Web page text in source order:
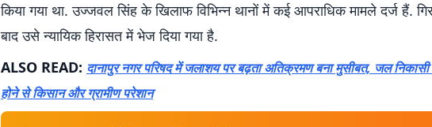
किया गया था. उज्जवल सिंह के खिलाफ विभिन्न थानों में कई आपराधिक मामले दर्ज हैं.
बाद उसे न्यायिक हिरासत में भेज दिया गया है.
ALSO READ: दानापुर नगर परिषद में जलाशय पर बढ़ता अतिक्रमण बना मुसीबत, जल निकासी
होने से किसान और ग्रामीण परेशान